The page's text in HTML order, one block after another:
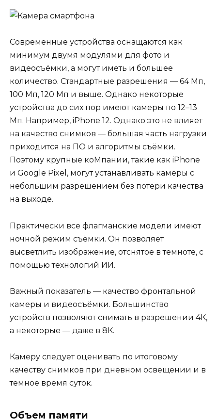
Современные устройства оснащаются как
минимум двумя модулями для фото и
видеосъёмки, а могут иметь и большее
количество. Стандартные разрешения — 64 Мп,
100 Мп, 120 Мп и выше. Однако некоторые
устройства до сих пор имеют камеры по 12–13
Мп. Например, iPhone 12. Однако это не влияет
на качество снимков — большая часть нагрузки
приходится на ПО и алгоритмы съёмки.
Поэтому крупные коМпании, такие как iPhone
и Google Pixel, могут устанавливать камеры с
небольшим разрешением без потери качества
на выходе.
Практически все флагманские модели имеют
ночной режим съёмки. Он позволяет
высветлить изображение, отснятое в темноте, с
помощью технологий ИИ.
Важный показатель — качество фронтальной
камеры и видеосъёмки. Большинство
устройств позволяют снимать в разрешении 4К,
а некоторые — даже в 8К.
Камеру следует оценивать по итоговому
качеству снимков при дневном освещении и в
тёмное время суток.
Объем памяти